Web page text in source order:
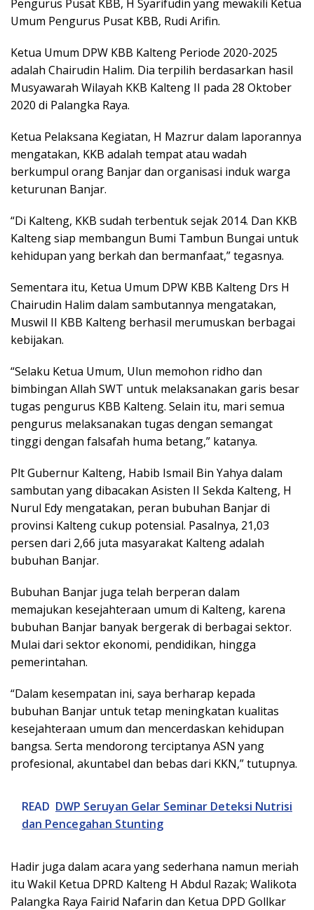
Pengurus Pusat KBB, H Syarifudin yang mewakili Ketua
Umum Pengurus Pusat KBB, Rudi Arifin.
Ketua Umum DPW KBB Kalteng Periode 2020-2025
adalah Chairudin Halim. Dia terpilih berdasarkan hasil
Musyawarah Wilayah KKB Kalteng II pada 28 Oktober
2020 di Palangka Raya.
Ketua Pelaksana Kegiatan, H Mazrur dalam laporannya
mengatakan, KKB adalah tempat atau wadah
berkumpul orang Banjar dan organisasi induk warga
keturunan Banjar.
“Di Kalteng, KKB sudah terbentuk sejak 2014. Dan KKB
Kalteng siap membangun Bumi Tambun Bungai untuk
kehidupan yang berkah dan bermanfaat,” tegasnya.
Sementara itu, Ketua Umum DPW KBB Kalteng Drs H
Chairudin Halim dalam sambutannya mengatakan,
Muswil II KBB Kalteng berhasil merumuskan berbagai
kebijakan.
“Selaku Ketua Umum, Ulun memohon ridho dan
bimbingan Allah SWT untuk melaksanakan garis besar
tugas pengurus KBB Kalteng. Selain itu, mari semua
pengurus melaksanakan tugas dengan semangat
tinggi dengan falsafah huma betang,” katanya.
Plt Gubernur Kalteng, Habib Ismail Bin Yahya dalam
sambutan yang dibacakan Asisten II Sekda Kalteng, H
Nurul Edy mengatakan, peran bubuhan Banjar di
provinsi Kalteng cukup potensial. Pasalnya, 21,03
persen dari 2,66 juta masyarakat Kalteng adalah
bubuhan Banjar.
Bubuhan Banjar juga telah berperan dalam
memajukan kesejahteraan umum di Kalteng, karena
bubuhan Banjar banyak bergerak di berbagai sektor.
Mulai dari sektor ekonomi, pendidikan, hingga
pemerintahan.
“Dalam kesempatan ini, saya berharap kepada
bubuhan Banjar untuk tetap meningkatan kualitas
kesejahteraan umum dan mencerdaskan kehidupan
bangsa. Serta mendorong terciptanya ASN yang
profesional, akuntabel dan bebas dari KKN,” tutupnya.
READ DWP Seruyan Gelar Seminar Deteksi Nutrisi
dan Pencegahan Stunting
Hadir juga dalam acara yang sederhana namun meriah
itu Wakil Ketua DPRD Kalteng H Abdul Razak; Walikota
Palangka Raya Fairid Nafarin dan Ketua DPD Gollkar